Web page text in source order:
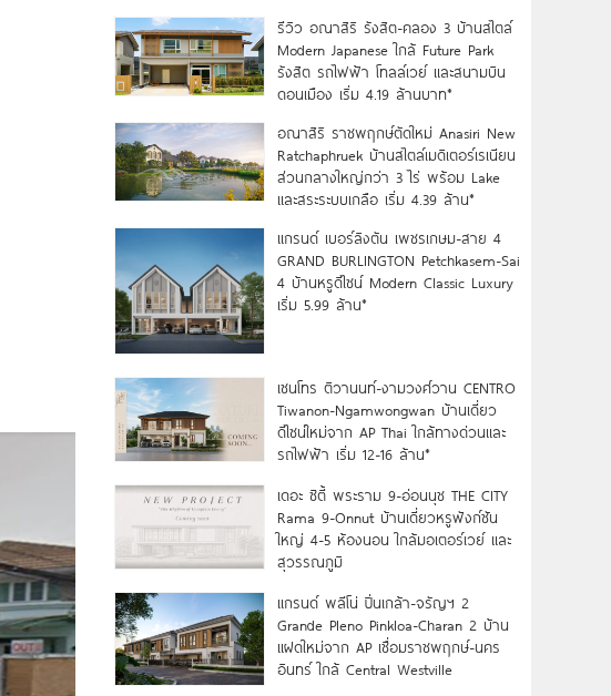
รีวิว อณาสิริ รังสิต-คลอง 3 บ้านสไตล์
Modern Japanese ใกล้ Future Park
รังสิต รถไฟฟ้า โทลล์เวย์ และสนามบิน
ดอนเมือง เริ่ม 4.19 ล้านบาท*
อณาสิริ ราชพฤกษ์ตัดใหม่ Anasiri New
Ratchaphruek บ้านสไตล์เมดิเตอร์เรเนียน
ส่วนกลางใหญ่กว่า 3 ไร่ พร้อม Lake
และสระระบบเกลือ เริ่ม 4.39 ล้าน*
แกรนด์ เบอร์ลิงตัน เพชรเกษม-สาย 4
GRAND BURLINGTON Petchkasem-Sai
4 บ้านหรูดีไซน์ Modern Classic Luxury
เริ่ม 5.99 ล้าน*
เซนโทร ติวานนท์-งามวงศ์วาน CENTRO
Tiwanon-Ngamwongwan บ้านเดี่ยว
ดีไซน์ใหม่จาก AP Thai ใกล้ทางด่วนและ
รถไฟฟ้า เริ่ม 12-16 ล้าน*
เดอะ ซิตี้ พระราม 9-อ่อนนุช THE CITY
Rama 9-Onnut บ้านเดี่ยวหรูฟังก์ชัน
ใหญ่ 4-5 ห้องนอน ใกล้มอเตอร์เวย์ และ
สุวรรณภูมิ
แกรนด์ พลีโน่ ปิ่นเกล้า-จรัญฯ 2
Grande Pleno Pinkloa-Charan 2 บ้าน
แฝดใหม่จาก AP เชื่อมราชพฤกษ์-นคร
อินทร์ ใกล้ Central Westville